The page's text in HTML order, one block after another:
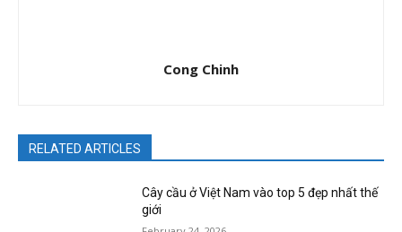
Cong Chinh
RELATED ARTICLES
Cây cầu ở Việt Nam vào top 5 đẹp nhất thế
giới